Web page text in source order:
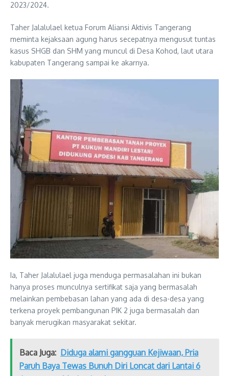
2023/2024.
Taher Jalalulael ketua Forum Aliansi Aktivis Tangerang
meminta kejaksaan agung harus secepatnya mengusut tuntas
kasus SHGB dan SHM yang muncul di Desa Kohod, laut utara
kabupaten Tangerang sampai ke akarnya.
Ia, Taher Jalalulael juga menduga permasalahan ini bukan
hanya proses munculnya sertifikat saja yang bermasalah
melainkan pembebasan lahan yang ada di desa-desa yang
terkena proyek pembangunan PIK 2 juga bermasalah dan
banyak merugikan masyarakat sekitar.
Baca Juga: Diduga alami gangguan Kejiwaan, Pria
Paruh Baya Tewas Bunuh Diri Loncat dari Lantai 6